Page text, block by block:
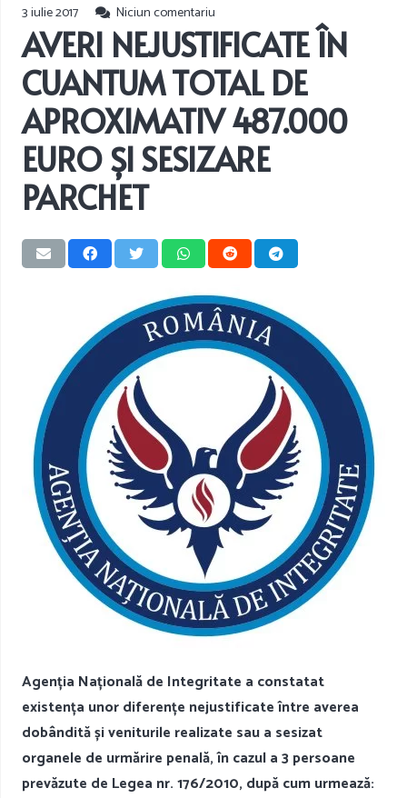
3 iulie 2017 Niciun comentariu
AVERI NEJUSTIFICATE ÎN
CUANTUM TOTAL DE
APROXIMATIV 487.000
EURO ȘI SESIZARE
PARCHET
Agenția Națională de Integritate a constatat
existența unor diferențe nejustificate între averea
dobândită și veniturile realizate sau a sesizat
organele de urmărire penală, în cazul a 3 persoane
prevăzute de Legea nr. 176/2010, după cum urmează: